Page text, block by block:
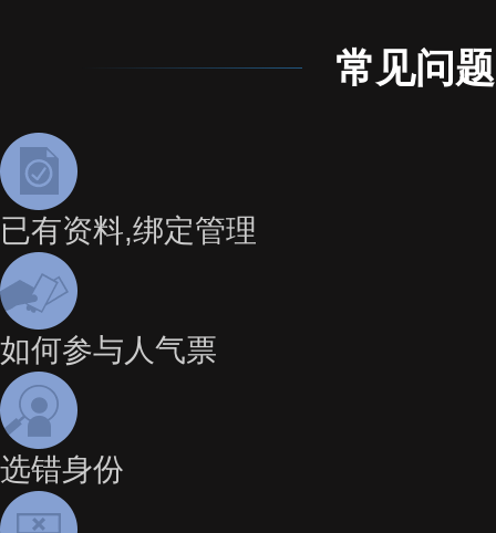
常见问题
已有资料,绑定管理
如何参与人气票
选错身份